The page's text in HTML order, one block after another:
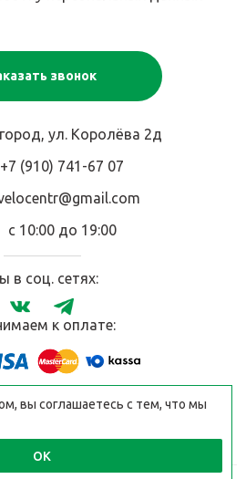
звонок
ул. Королёва 2д
+7 (910) 741-67 07
с 10:00 до 19:00
в соц. сетях:
к оплате:
вы соглашаетесь с тем, что мы
ОК